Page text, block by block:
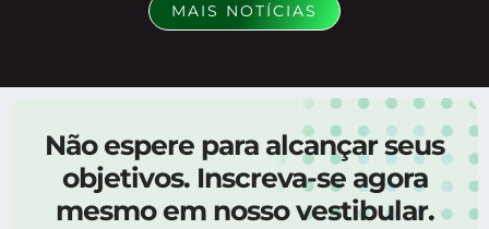
MAIS NOTÍCIAS
Não espere para alcançar seus
objetivos. Inscreva-se agora
mesmo em nosso vestibular.